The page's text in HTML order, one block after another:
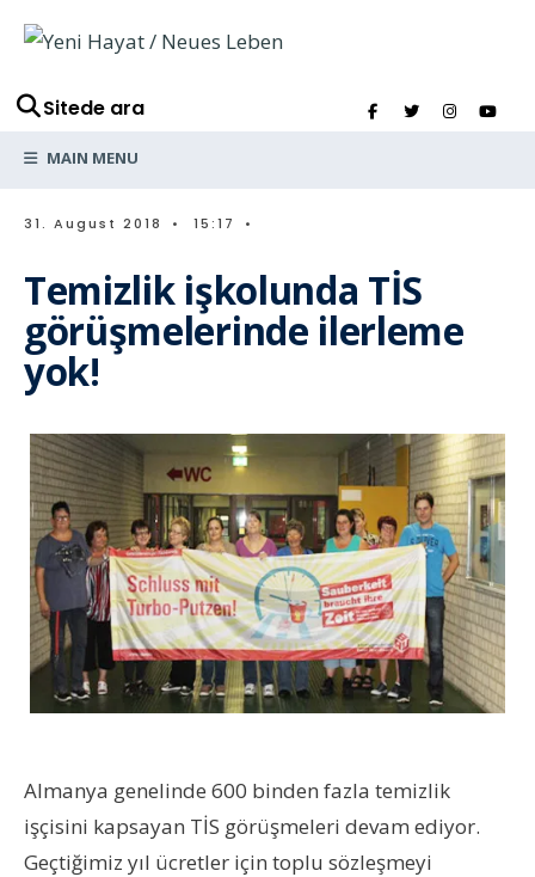
Sitede ara
MAIN MENU
31. August 2018 • 15:17 •
Temizlik işkolunda TİS
görüşmelerinde ilerleme
yok!
Almanya genelinde 600 binden fazla temizlik
işçisini kapsayan TİS görüşmeleri devam ediyor.
Geçtiğimiz yıl ücretler için toplu sözleşmeyi